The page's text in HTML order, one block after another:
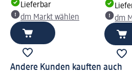
Lieferbar
dm Markt wählen
dm
Andere Kunden kauften auch